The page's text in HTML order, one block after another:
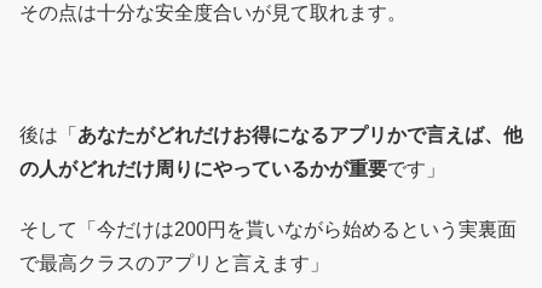
その点は十分な安全度合いが見て取れます。
後は「 あなたがどれだけお得になるアプリかで言えば、他
の人がどれだけ周りにやっているかが重要です」
そして「今だけは200円を貰いながら始めるという実裏面
で最高クラスのアプリと言えます」